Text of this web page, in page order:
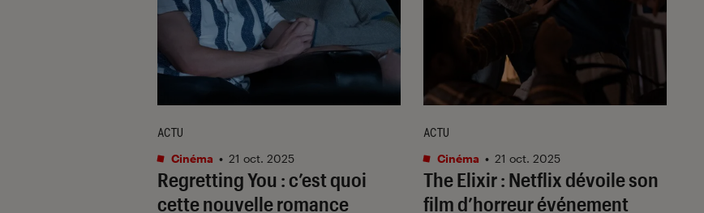
Regretting You : c’est quoi
cette nouvelle romance
ACTU
Cinéma • 21 oct. 2025
The Elixir: Netflix dévoile son
film d’horreur événement
ACTU
Cinéma • 21 oct. 2025